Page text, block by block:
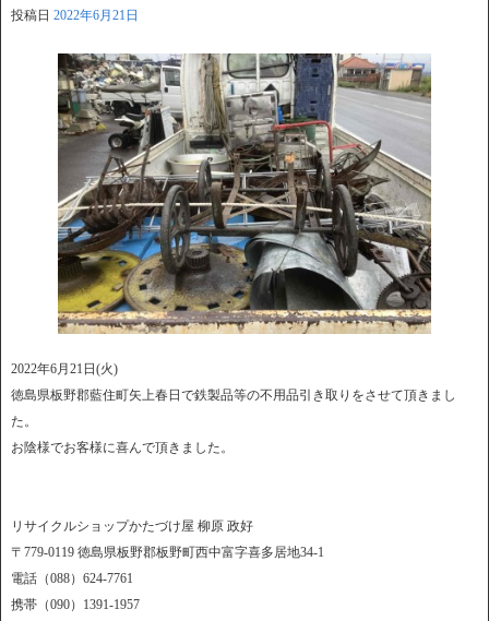
投稿日 2022年6月21日
2022年6月21日(火)
徳島県板野郡藍住町矢上春日で鉄製品等の不用品引き取りをさせて頂きまし
た。
お陰様でお客様に喜んで頂きました。
リサイクルショップかたづけ屋 柳原 政好
〒779-0119 徳島県板野郡板野町西中富字喜多居地34-1
電話（088）624-7761
携帯（090）1391-1957